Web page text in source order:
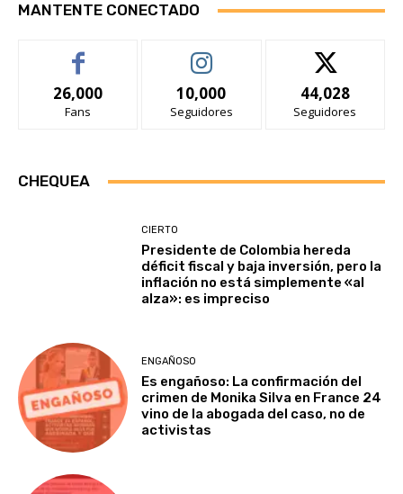
MANTENTE CONECTADO
26,000
Fans
10,000
Seguidores
44,028
Seguidores
CHEQUEA
CIERTO
Presidente de Colombia hereda
déficit fiscal y baja inversión, pero la
inflación no está simplemente «al
alza»: es impreciso
ENGAÑOSO
Es engañoso: La confirmación del
crimen de Monika Silva en France 24
vino de la abogada del caso, no de
activistas